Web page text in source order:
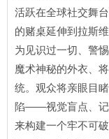
活跃在全球社交舞
的赌桌延伸到拉斯
为见识过一切、警
魔术神秘的外衣、
统。观众将亲眼目
陷——视觉盲点、
来构建一个牢不可